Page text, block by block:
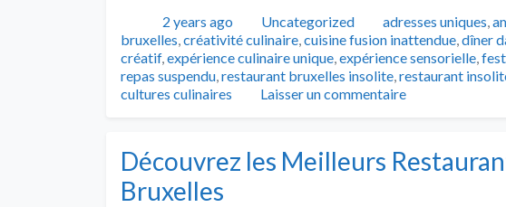
Publié2 years ago Catégories
Uncategorized Tags
adresses uniques,
bruxelles,créativité culinaire,cuisine fusion inattendue,dîner
créatif,expérience culinaire unique,expérience sensorielle,
repas suspendu,restaurant bruxelles insolite,restaurant
cultures culinaires
Laisser un commentaire
Découvrez les Meilleurs
Bruxelles